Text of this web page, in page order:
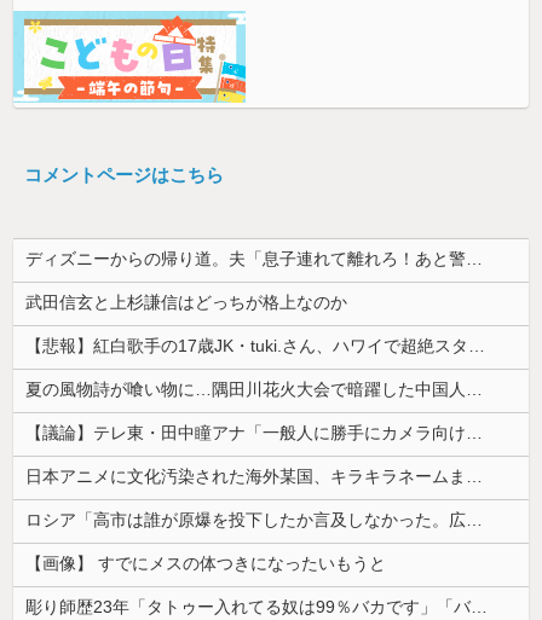
コメントページはこちら
ディズニーからの帰り道。夫「息子連れて離れろ！あと警察に通報！」私「助けて！」駅員「どうしました！？」→トンデモナイことに…
武田信玄と上杉謙信はどっちが格上なのか
【悲報】紅白歌手の17歳JK・tuki.さん、ハワイで超絶スタイルを晒すも『顔だけ頑なに隠す』ムーブを継続へｗｗｗｗ
夏の風物詩が喰い物に…隅田川花火大会で暗躍した中国人「場所取り転売ヤー」の高笑い
【議論】テレ東・田中瞳アナ「一般人に勝手にカメラ向けられて恐怖を感じるの！」←これ
日本アニメに文化汚染された海外某国、キラキラネームまで日本風の”あれ”に影響されてしまった結果……
ロシア「高市は誰が原爆を投下したか言及しなかった。広島と長崎に落ちたのはUFOだと思っているのか?」
【画像】 すでにメスの体つきになったいもうと
彫り師歴23年「タトゥー入れてる奴は99％バカです」「バカは5000円が好き」無断キャンセル、挨拶できない、金がない…客層をぶっちゃけ